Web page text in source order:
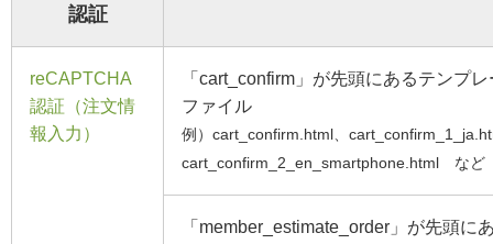
認証
reCAPTCHA
認証（注文情
報入力）
「cart_confirm」が先頭にあるテンプ
ファイル
例）cart_confirm.html、
cart_confirm_2_en_smartphone.html など
「member_estimate_order」が先頭に